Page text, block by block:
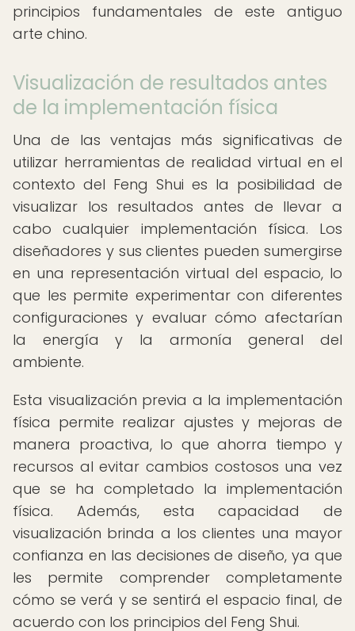
principios fundamentales de este antiguo
arte chino.
Visualización de resultados antes
de la implementación física
Una de las ventajas más significativas de
utilizar herramientas de realidad virtual en el
contexto del Feng Shui es la posibilidad de
visualizar los resultados antes de llevar a
cabo cualquier implementación física. Los
diseñadores y sus clientes pueden sumergirse
en una representación virtual del espacio, lo
que les permite experimentar con diferentes
configuraciones y evaluar cómo afectarían
la energía y la armonía general del
ambiente.
Esta visualización previa a la implementación
física permite realizar ajustes y mejoras de
manera proactiva, lo que ahorra tiempo y
recursos al evitar cambios costosos una vez
que se ha completado la implementación
física. Además, esta capacidad de
visualización brinda a los clientes una mayor
confianza en las decisiones de diseño, ya que
les permite comprender completamente
cómo se verá y se sentirá el espacio final, de
acuerdo con los principios del Feng Shui.